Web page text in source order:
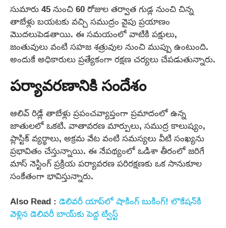
సుమారు 45 నుంచి 60 రోజుల తర్వాత గుడ్ల నుంచి చిన్న
తాబేళ్లు బయటకు వచ్చి సముద్రం వైపు ప్రయాణం
మొదలుపెడతాయి. ఈ సమయంలో వాటికి పక్షులు,
జంతువులు వంటి సహజ శత్రువుల నుంచి ముప్పు ఉంటుంది.
అందుకే అధికారులు ప్రత్యేకంగా రక్షణ చర్యలు చేపడుతున్నారు.
పర్యావరణానికి సందేశం
ఆలివ్ రిడ్లే తాబేళ్లు ప్రపంచవ్యాప్తంగా ప్రమాదంలో ఉన్న
జాతులలో ఒకటి. వాతావరణ మార్పులు, సముద్ర కాలుష్యం,
ప్లాస్టిక్ వ్యర్థాలు, అక్రమ వేట వంటి సమస్యలు వీటి సంఖ్యను
ప్రభావితం చేస్తున్నాయి. ఈ నేపథ్యంలో ఒడిశా తీరంలో జరిగే
మాస్ నెస్టింగ్ ప్రక్రియ పర్యావరణ పరిరక్షణకు ఒక సానుకూల
సంకేతంగా భావిస్తున్నారు.
Also Read : డెలివరీ యాప్‌లో షాకింగ్ బుకింగ్! లొకేషన్‌కి
వెళ్లిన డెలివరీ బాయ్‌కు పెద్ద ట్విస్ట్